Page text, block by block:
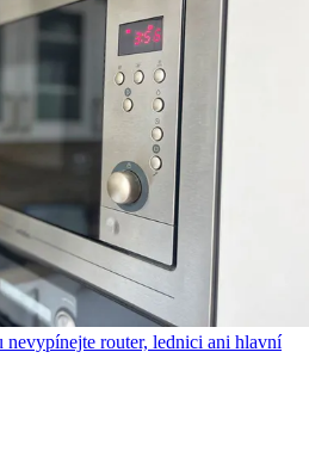
nevypínejte router, lednici ani hlavní